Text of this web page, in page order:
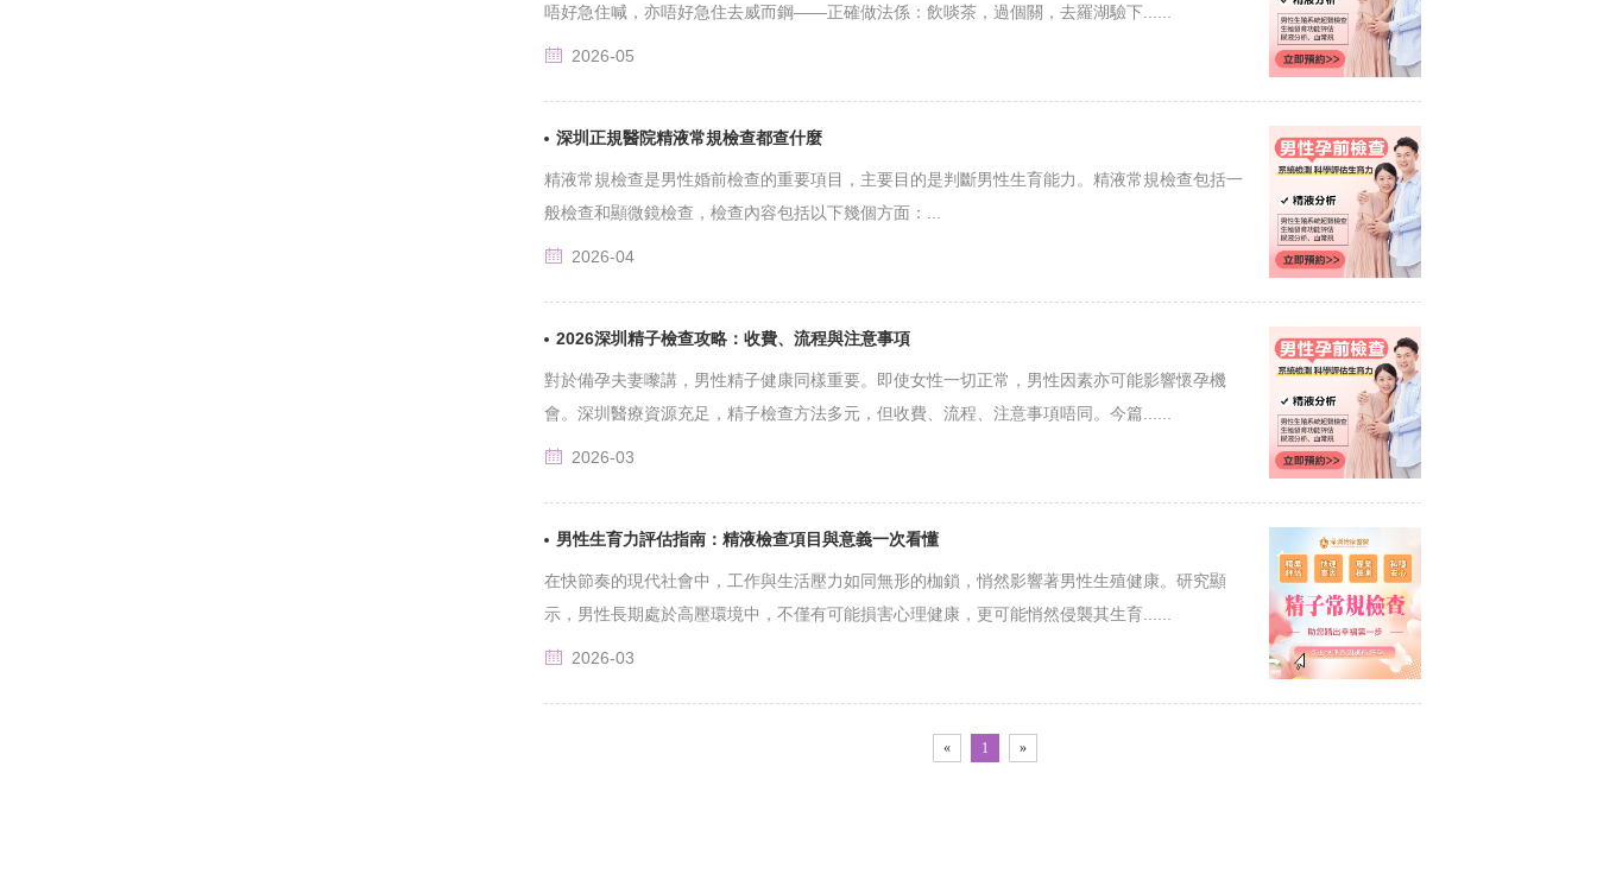
唔好急住喊，亦唔好急住去威而鋼——正確做法係：飲啖茶，過個關，去羅湖驗下......
2026-05
深圳正規醫院精液常規檢查都查什麼
精液常規檢查是男性婚前檢查的重要項目，主要目的是判斷男性生育能力。精液常規檢查包括一
般檢查和顯微鏡檢查，檢查內容包括以下幾個方面：...
2026-04
2026深圳精子檢查攻略：收費、流程與注意事項
對於備孕夫妻嚟講，男性精子健康同樣重要。即使女性一切正常，男性因素亦可能影響懷孕機
會。深圳醫療資源充足，精子檢查方法多元，但收費、流程、注意事項唔同。今篇......
2026-03
男性生育力評估指南：精液檢查項目與意義一次看懂
在快節奏的現代社會中，工作與生活壓力如同無形的枷鎖，悄然影響著男性生殖健康。研究顯
示，男性長期處於高壓環境中，不僅有可能損害心理健康，更可能悄然侵襲其生育......
2026-03
« 1 »